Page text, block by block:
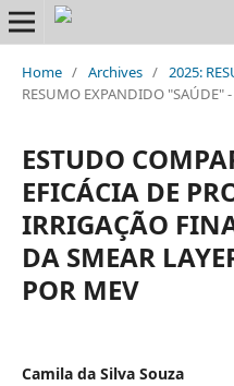
Home / Archives / 2025:
RESUMO EXPANDIDO
ESTUDO
EFICÁCIA DE
IRRIGAÇÃO
DA SMEAR
POR MEV
Camila da Silva Souza